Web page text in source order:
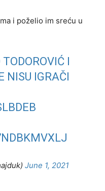
i poželio im sreću u
I
NISU IGRAČI
June 1, 2021